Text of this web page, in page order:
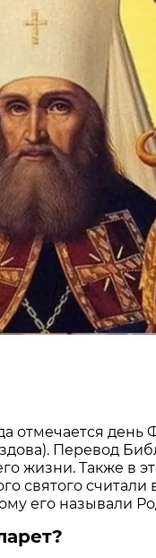
отмечается день
Перевод
жизни. Также в
святого
его называли